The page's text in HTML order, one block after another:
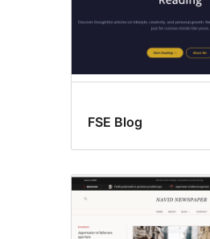
FSE Blog